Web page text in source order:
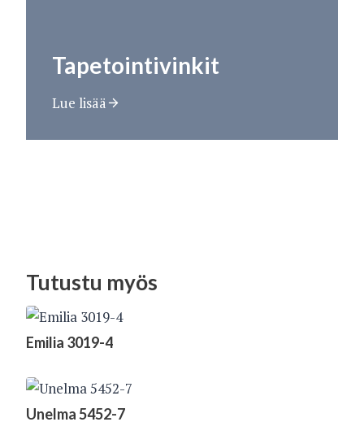
Tapetointivinkit
Lue lisää
Tutustu myös
Emilia 3019-4
Unelma 5452-7